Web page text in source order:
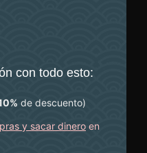
con todo esto:
de descuento)
y sacar dinero en